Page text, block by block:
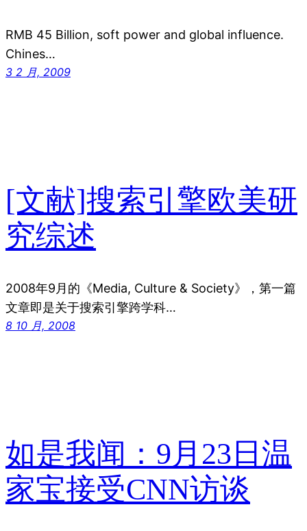
RMB 45 Billion, soft power and global influence.
Chines…
3 2 月, 2009
[文献]搜索引擎欧美研
究综述
2008年9月的《Media, Culture & Society》，第一篇
文章即是关于搜索引擎跨学科…
8 10 月, 2008
如是我闻：9月23日温
家宝接受CNN访谈